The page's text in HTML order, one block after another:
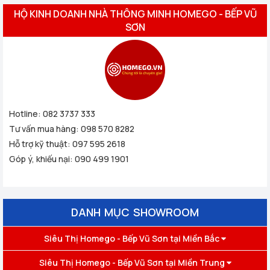
HỘ KINH DOANH NHÀ THÔNG MINH HOMEGO - BẾP VŨ
SƠN
Hotline: 082 3737 333
Tư vấn mua hàng: 098 570 8282
Hỗ trợ kỹ thuật: 097 595 2618
Góp ý, khiếu nại: 090 499 1901
DANH MỤC SHOWROOM
Siêu Thị Homego - Bếp Vũ Sơn tại Miền Bắc
Siêu Thị Homego - Bếp Vũ Sơn tại Miền Trung